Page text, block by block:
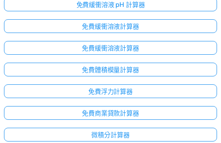
免費緩衝溶液 pH 計算器
免費緩衝溶液計算器
免費緩衝溶液計算器
免費體積模量計算器
免費浮力計算器
免費商業貸款計算器
微積分計算器